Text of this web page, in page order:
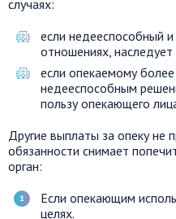
случаях:
если недееспособный
отношениях,
если опекаемому
недееспособным
пользу опекающего
Другие выплаты за опеку не
обязанности снимает
орган:
Если опекающим
целях.